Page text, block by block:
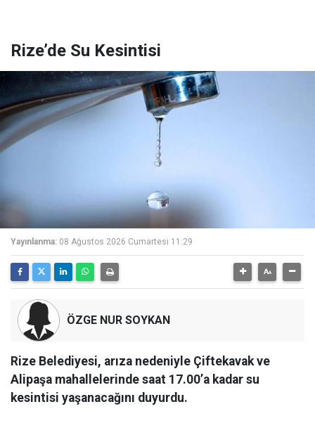
Rize’de Su Kesintisi
Yayınlanma: 08 Ağustos 2026 Cumartesi 11:29
ÖZGE NUR SOYKAN
Rize Belediyesi, arıza nedeniyle Çiftekavak ve
Alipaşa mahallelerinde saat 17.00’a kadar su
kesintisi yaşanacağını duyurdu.